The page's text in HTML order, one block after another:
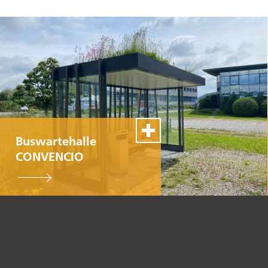
Buswartehalle
CONVENCIO
100% Swiss Made
Personnalisable